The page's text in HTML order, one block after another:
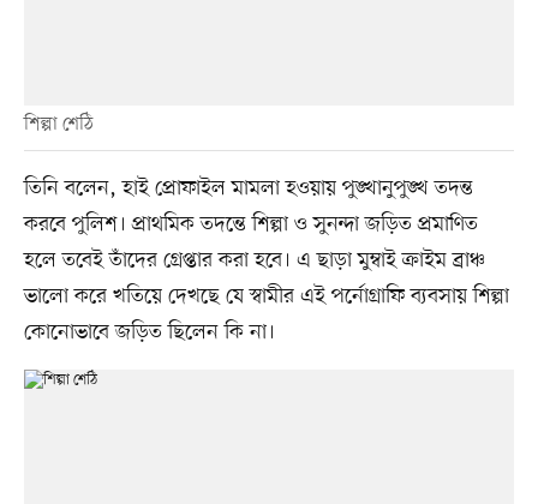
শিল্পা শেঠি
তিনি বলেন, হাই প্রোফাইল মামলা হওয়ায় পুঙ্খানুপুঙ্খ তদন্ত
করবে পুলিশ। প্রাথমিক তদন্তে শিল্পা ও সুনন্দা জড়িত প্রমাণিত
হলে তবেই তাঁদের গ্রেপ্তার করা হবে। এ ছাড়া মুম্বাই ক্রাইম ব্রাঞ্চ
ভালো করে খতিয়ে দেখছে যে স্বামীর এই পর্নোগ্রাফি ব্যবসায় শিল্পা
কোনোভাবে জড়িত ছিলেন কি না।